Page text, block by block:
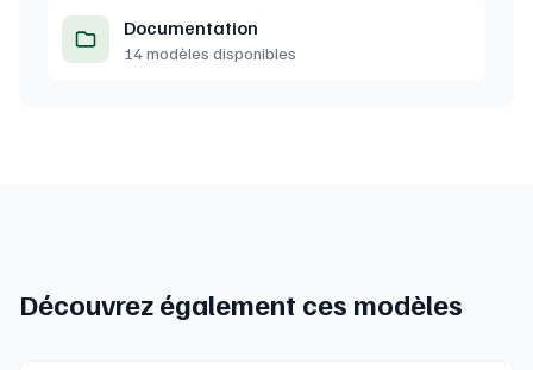
Documentation
14 modèles disponibles
Découvrez également ces modèles